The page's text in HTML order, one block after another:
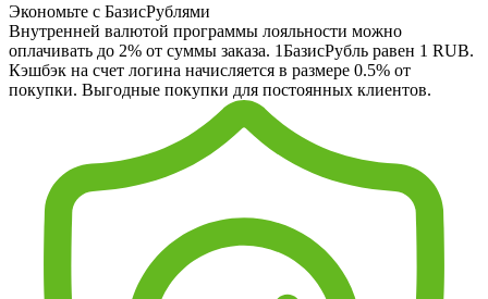
Экономьте с БазисРублями
Внутренней валютой программы лояльности можно
оплачивать до 2% от суммы заказа. 1БазисРубль равен 1 RUB.
Кэшбэк на счет логина начисляется в размере 0.5% от
покупки. Выгодные покупки для постоянных клиентов.